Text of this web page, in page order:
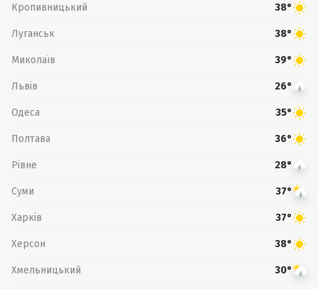
Кропивницький 38°
Луганськ 38°
Миколаїв 39°
Львів 26°
Одеса 35°
Полтава 36°
Рівне 28°
Суми 37°
Харків 37°
Херсон 38°
Хмельницький 30°